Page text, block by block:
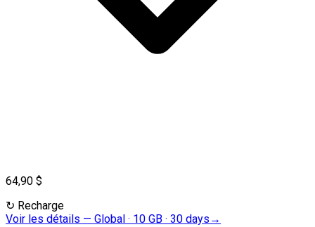
64,90 $
↻ Recharge
Voir les détails — Global · 10 GB · 30 days →